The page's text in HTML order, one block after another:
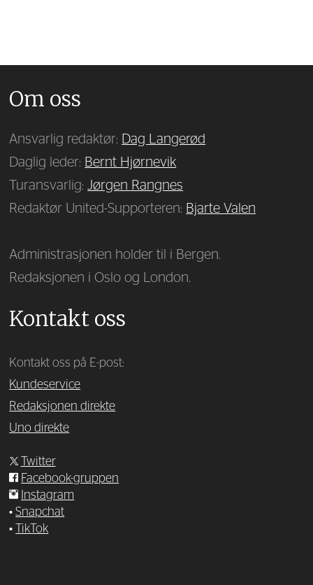
Om oss
Ansvarlig redaktør: Dag Langerød
Daglig leder: Bernt Hjørnevik
Turansvarlig:Jørgen Rangnes
Redaktør United-Supporteren: Bjarte Valen
Administrasjonen holder til i Bergen.
Redaksjonen i Oslo og London.
Kontakt oss
Kontakt oss på E-post:
Kundeservice
Redaksjonen direkte
Uno direkte
Twitter
Facebook-gruppen
Instagram
•Snapchat
•
TikTok